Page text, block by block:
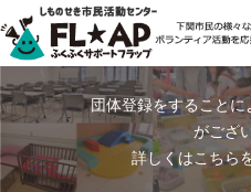
団体登録をすることに
がござ
詳しくはこちら